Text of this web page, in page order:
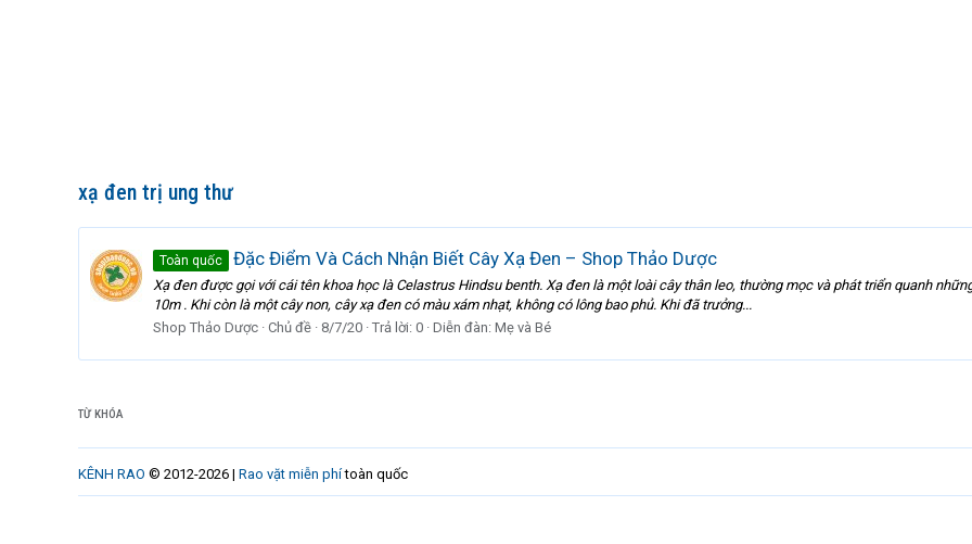
xạ đen trị ung thư
Toàn quốc Đặc Điểm Và Cách Nhận Biết Cây Xạ Đen – Shop Thảo Dược
Xạ đen được gọi với cái tên khoa học là Celastrus Hindsu benth. Xạ đen là một loài cây thân leo, thường mọc và phát triển quanh
10m . Khi còn là một cây non, cây xạ đen có màu xám nhạt, không có lông bao phủ. Khi đã trưởng...
Shop Thảo Dược Chủ đề 8/7/20 Trả lời: 0 Diễn đàn: Mẹ và Bé
TỪ KHÓA
KÊNH RAO © 2012-2026 | Rao vặt miễn phítoàn quốc